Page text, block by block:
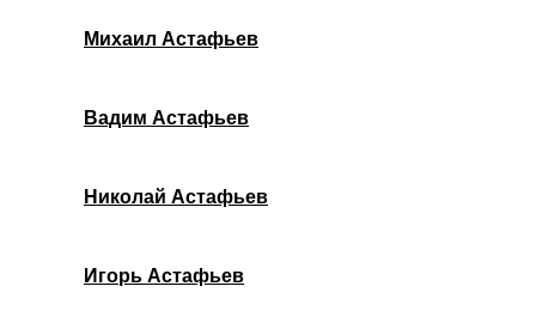
Михаил Астафьев
Вадим Астафьев
Николай Астафьев
Игорь Астафьев